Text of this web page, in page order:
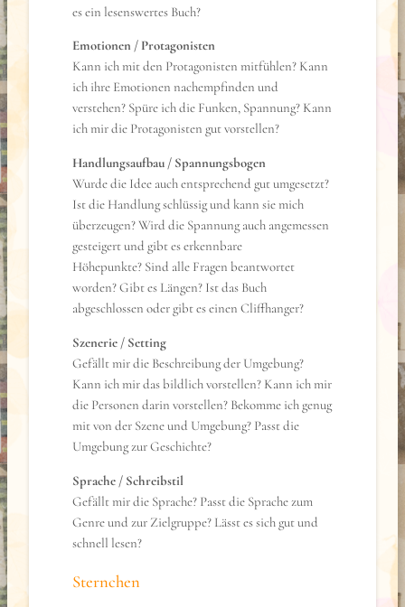
es ein lesenswertes Buch?
Emotionen / Protagonisten
Kann ich mit den Protagonisten mitfühlen? Kann
ich ihre Emotionen nachempfinden und
verstehen? Spüre ich die Funken, Spannung? Kann
ich mir die Protagonisten gut vorstellen?
Handlungsaufbau / Spannungsbogen
Wurde die Idee auch entsprechend gut umgesetzt?
Ist die Handlung schlüssig und kann sie mich
überzeugen? Wird die Spannung auch angemessen
gesteigert und gibt es erkennbare
Höhepunkte? Sind alle Fragen beantwortet
worden? Gibt es Längen? Ist das Buch
abgeschlossen oder gibt es einen Cliffhanger?
Szenerie / Setting
Gefällt mir die Beschreibung der Umgebung?
Kann ich mir das bildlich vorstellen? Kann ich mir
die Personen darin vorstellen? Bekomme ich genug
mit von der Szene und Umgebung? Passt die
Umgebung zur Geschichte?
Sprache / Schreibstil
Gefällt mir die Sprache? Passt die Sprache zum
Genre und zur Zielgruppe? Lässt es sich gut und
schnell lesen?
Sternchen